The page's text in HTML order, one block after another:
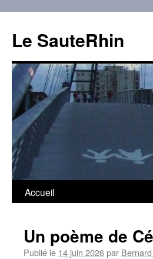
contenu
Le SauteRhin
Accueil
Un poème de
Publié le 14 juin 2026par